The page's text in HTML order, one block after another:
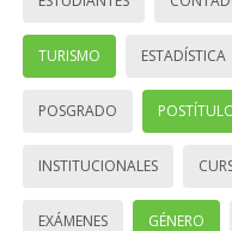
TURISMO ESTADÍSTICA
POSGRADO
INSTITUCIONALES
EXÁMENES GÉNERO